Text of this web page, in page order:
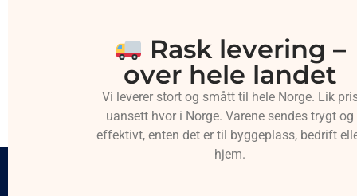
Rask levering –
over hele landet
Vi leverer stort og smått til hele Norge. Lik
uansett hvor i Norge. Varene sendes trygt og
effektivt, enten det er til byggeplass, bedrift
hjem.